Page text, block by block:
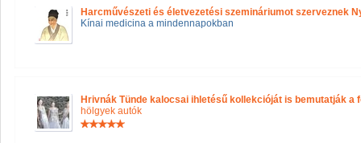
Harcművészeti és életvezetési szemináriumot szerveznek
Kínai medicina a mindennapokban
Hrivnák Tünde kalocsai ihletésű kollekcióját is bemutatják a
hölgyek autók